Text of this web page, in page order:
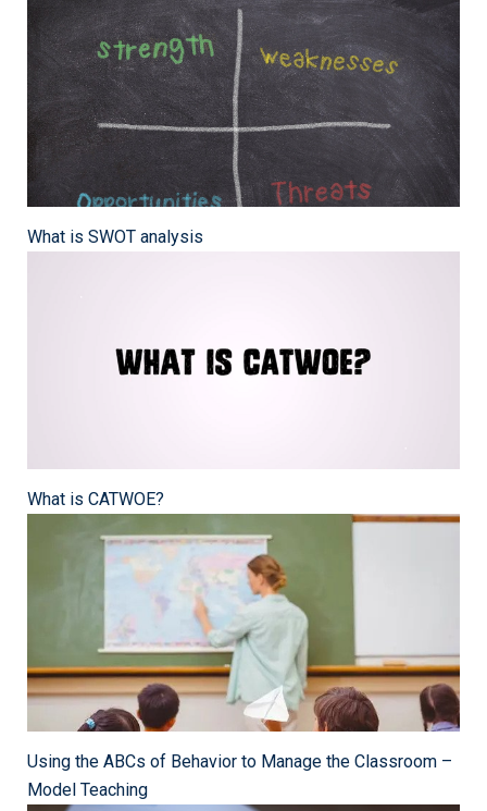
What is SWOT analysis
What is CATWOE?
Using the ABCs of Behavior to Manage the Classroom –
Model Teaching